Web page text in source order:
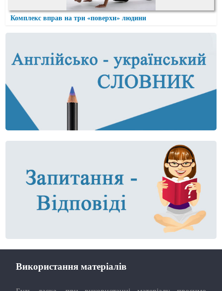
Комплекс вправ на три «поверхи» людини
Використання матеріалів